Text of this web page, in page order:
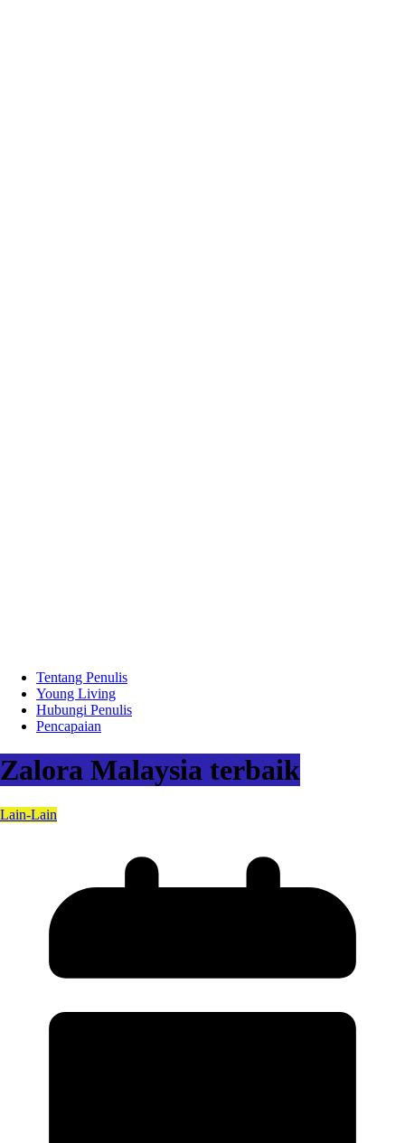
Tentang Penulis
Young Living
Hubungi Penulis
Pencapaian
Zalora Malaysia terbaik
Lain-Lain